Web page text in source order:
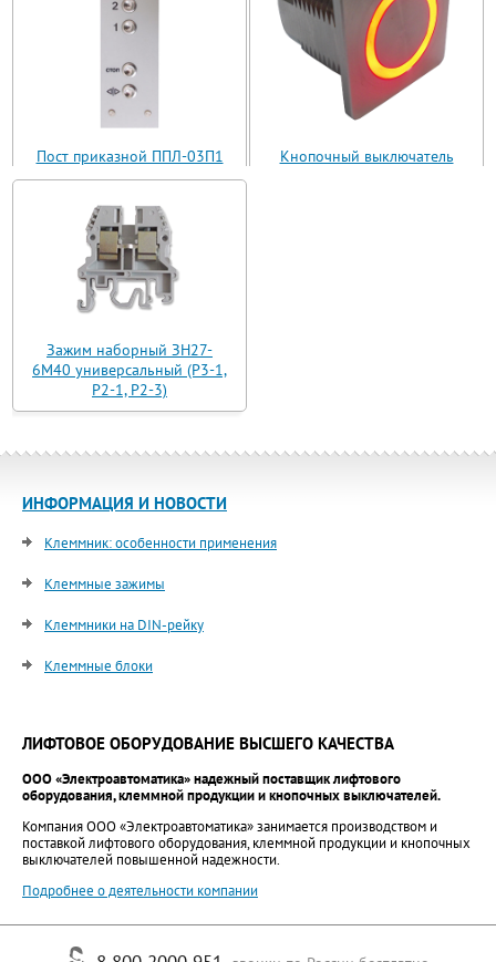
Пост приказной ППЛ-03П1
(ППЛ11-03)
Кнопочный выключатель
Зажим наборный ЗН27-
6М40 универсальный (Р3-1,
Р2-1, Р2-3)
ИНФОРМАЦИЯ И НОВОСТИ
Клеммник: особенности применения
Клеммные зажимы
Клеммники на DIN-рейку
Клеммные блоки
ЛИФТОВОЕ ОБОРУДОВАНИЕ ВЫСШЕГО КАЧЕСТВА
ООО «Электроавтоматика» надежный поставщик лифтового
оборудования, клеммной продукции и кнопочных выключателей.
Компания ООО «Электроавтоматика» занимается производством и
поставкой лифтового оборудования, клеммной продукции и кнопочных
выключателей повышенной надежности.
Подробнее о деятельности компании